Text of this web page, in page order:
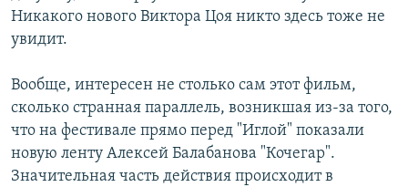
Никакого нового Виктора Цоя никто здесь тоже не
увидит.
Вообще, интересен не столько сам этот фильм,
сколько странная параллель, возникшая из-за того,
что на фестивале прямо перед "Иглой" показали
новую ленту Алексей Балабанова "Кочегар".
Значительная часть действия происходит в